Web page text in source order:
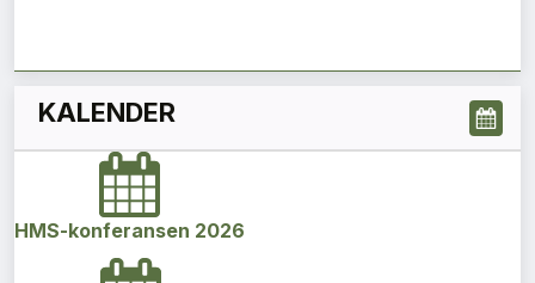
KALENDER
HMS-konferansen 2026